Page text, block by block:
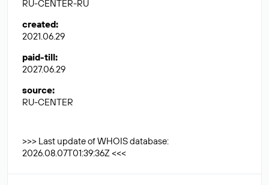
RU-CENTER-RU
created:
2021.06.29
paid-till:
2027.06.29
source:
RU-CENTER
>>> Last update of WHOIS database:
2026.08.07T01:39:36Z <<<